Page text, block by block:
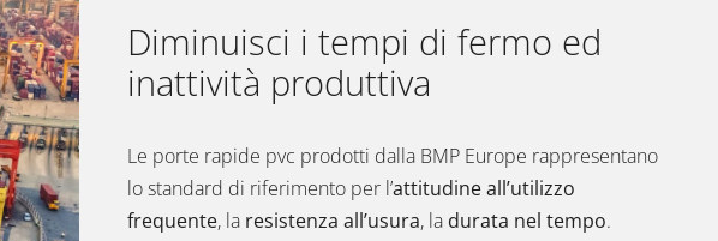
Diminuisci i tempi di fermo ed
inattività produttiva
Le porte rapide pvc prodotti dalla BMP Europe rappresentano
lo standard di riferimento per l’attitudine all’utilizzo
frequente, la resistenza all’usura, la durata nel tempo.